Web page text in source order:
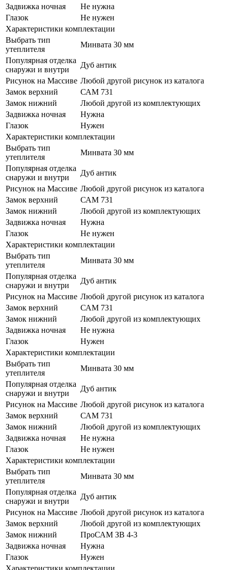
Задвижка ночная
Не нужна
Глазок
Не нужен
Характеристики комплектации
Выбрать тип
утеплителя
Минвата 30 мм
Популярная отделка
снаружи и внутри
Дуб антик
Рисунок на Массиве Любой другой рисунок из каталога
Замок верхний
САМ 731
Замок нижний
Любой другой из комплектующих
Задвижка ночная
Нужна
Глазок
Нужен
Характеристики комплектации
Выбрать тип
утеплителя
Минвата 30 мм
Популярная отделка
снаружи и внутри
Дуб антик
Рисунок на Массиве Любой другой рисунок из каталога
Замок верхний
САМ 731
Замок нижний
Любой другой из комплектующих
Задвижка ночная
Нужна
Глазок
Не нужен
Характеристики комплектации
Выбрать тип
утеплителя
Минвата 30 мм
Популярная отделка
снаружи и внутри
Дуб антик
Рисунок на Массиве Любой другой рисунок из каталога
Замок верхний
САМ 731
Замок нижний
Любой другой из комплектующих
Задвижка ночная
Не нужна
Глазок
Нужен
Характеристики комплектации
Выбрать тип
утеплителя
Минвата 30 мм
Популярная отделка
снаружи и внутри
Дуб антик
Рисунок на Массиве Любой другой рисунок из каталога
Замок верхний
САМ 731
Замок нижний
Любой другой из комплектующих
Задвижка ночная
Не нужна
Глазок
Не нужен
Характеристики комплектации
Выбрать тип
утеплителя
Минвата 30 мм
Популярная отделка
снаружи и внутри
Дуб антик
Рисунок на Массиве Любой другой рисунок из каталога
Замок верхний
Любой другой из комплектующих
Замок нижний
ПроСАМ ЗВ 4-3
Задвижка ночная
Нужна
Глазок
Нужен
Характеристики комплектации